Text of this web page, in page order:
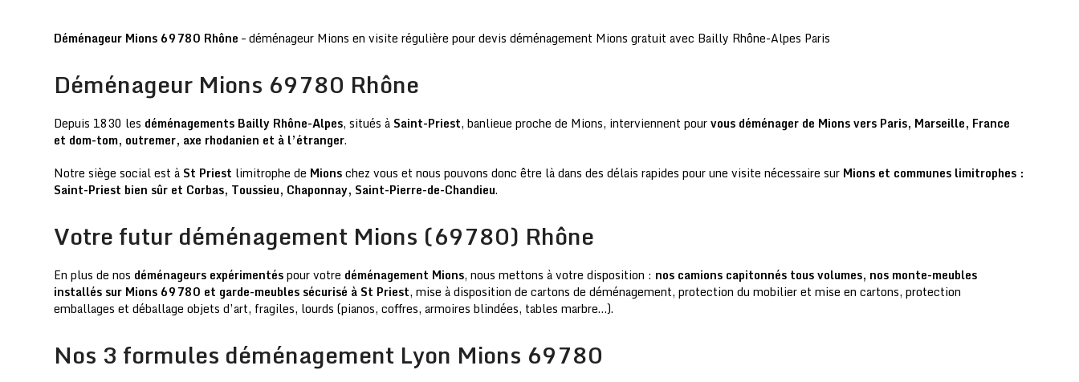
Déménageur Mions 69780 Rhône – déménageur Mions en visite régulière pour devis déménagement Mions gratuit avec Bailly Rhône-Alpes Paris
Déménageur Mions 69780 Rhône
Depuis 1830 les déménagements Bailly Rhône-Alpes, situés à Saint-Priest, banlieue proche de Mions, interviennent pourvous déménager de Mionsvers Paris, Marseille, France
et dom-tom, outremer, axe rhodanien et à l’étranger.
Notre siège social est à St Priest limitrophe de Mionschez vous et nous pouvons donc être là dans des délais rapides pour une visite nécessaire sur Mions et communes limitrophes :
Saint-Priest bien sûr et Corbas, Toussieu, Chaponnay, Saint-Pierre-de-Chandieu.
Votre futur déménagement Mions (69780) Rhône
En plus de nos déménageurs expérimentéspour votre déménagement Mions, nous mettons à votre disposition : nos camions capitonnés tous volumes, nos monte-meubles
installés sur Mions 69780 et garde-meubles sécurisé à St Priest, mise à disposition de cartons de déménagement, protection du mobilier et mise en cartons, protection
emballages et déballage objets d’art, fragiles, lourds (pianos, coffres, armoires blindées, tables marbre…).
Nos 3 formules déménagement Lyon Mions 69780